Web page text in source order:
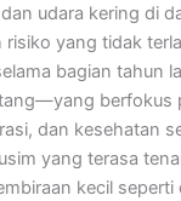
udara kering di
yang tidak
bagian tahun
berfokus
dan kesehatan
yang terasa
kecil seperti